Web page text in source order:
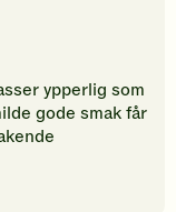
ypperlig som
gode smak får